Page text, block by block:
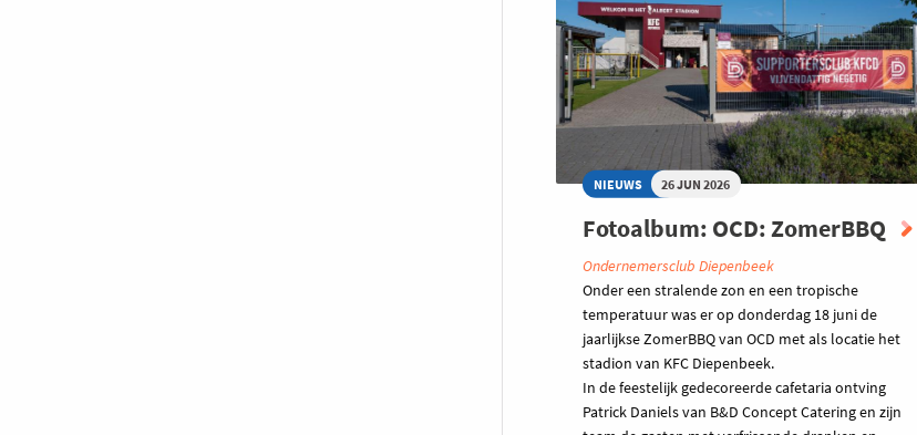
NIEUWS 26 JUN 2026
Fotoalbum: OCD: ZomerBBQ
Ondernemersclub Diepenbeek
Onder een stralende zon en een tropische
temperatuur was er op donderdag 18 juni de
jaarlijkse ZomerBBQ van OCD met als locatie het
stadion van KFC Diepenbeek.
In de feestelijk gedecoreerde cafetaria ontving
Patrick Daniels van B&D Concept Catering en zijn